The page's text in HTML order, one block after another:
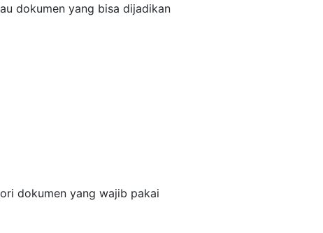
dokumen yang bisa dijadikan
dokumen yang wajib pakai